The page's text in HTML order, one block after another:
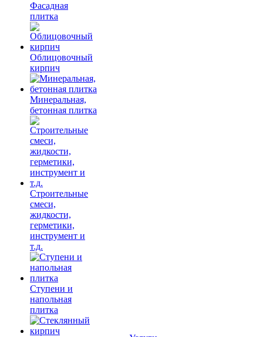
Фасадная
плитка
Облицовочный
кирпич
Минеральная,
бетонная плитка
Строительные
смеси,
жидкости,
герметики,
инструмент и
т.д.
Ступени и
напольная
плитка